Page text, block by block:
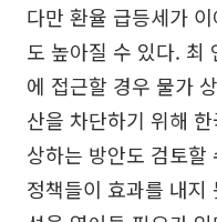
다만 환율 급등세가
도 높아질 수 있다. 최
에 접근할 경우 물가
산을 차단하기 위해
상하는 방안도 검토
정책들이 효과를 내지